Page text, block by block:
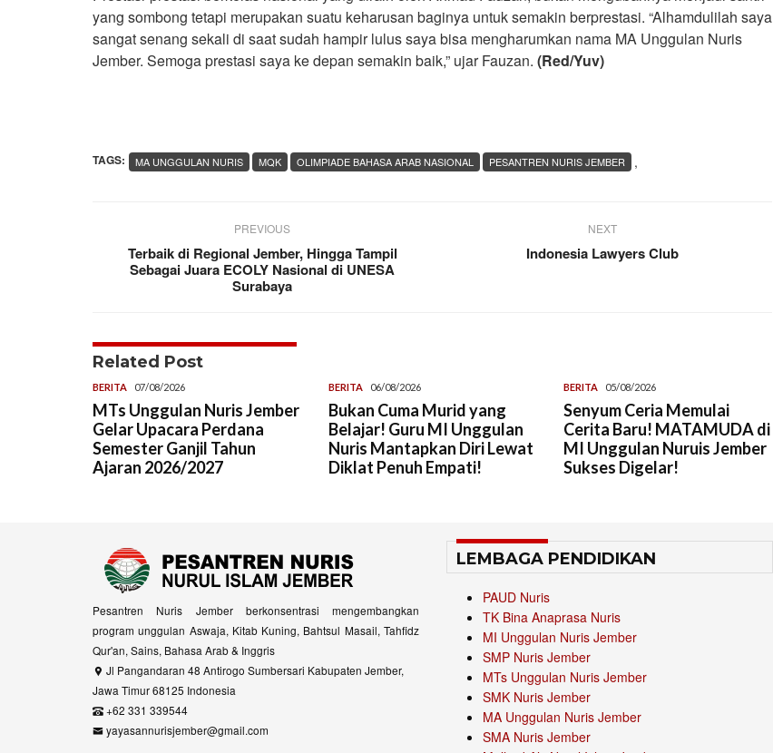
yang sombong tetapi merupakan suatu keharusan baginya untuk semakin berprestasi. “Alhamdulilah saya
sangat senang sekali di saat sudah hampir lulus saya bisa mengharumkan nama MA Unggulan Nuris
Jember. Semoga prestasi saya ke depan semakin baik,” ujar Fauzan. (Red/Yuv)
TAGS: ,
MA UNGGULAN NURIS MQK OLIMPIADE BAHASA ARAB NASIONAL PESANTREN NURIS JEMBER
PREVIOUS
Terbaik di Regional Jember, Hingga Tampil
Sebagai Juara ECOLY Nasional di UNESA
Surabaya
NEXT
Indonesia Lawyers Club
Related Post
BERITA 07/08/2026
MTs Unggulan Nuris Jember
Gelar Upacara Perdana
Semester Ganjil Tahun
Ajaran 2026/2027
BERITA 06/08/2026
Bukan Cuma Murid yang
Belajar! Guru MI Unggulan
Nuris Mantapkan Diri Lewat
Diklat Penuh Empati!
BERITA 05/08/2026
Senyum Ceria Memulai
Cerita Baru! MATAMUDA di
MI Unggulan Nuruis Jember
Sukses Digelar!
Pesantren Nuris Jember berkonsentrasi mengembangkan
program unggulan Aswaja, Kitab Kuning, Bahtsul Masail, Tahfidz
Qur'an, Sains, Bahasa Arab & Inggris
Jl Pangandaran 48 Antirogo Sumbersari Kabupaten Jember,
Jawa Timur 68125 Indonesia
+62 331 339544
yayasannurisjember@gmail.com
LEMBAGA PENDIDIKAN
PAUD Nuris
TK Bina Anaprasa Nuris
MI Unggulan Nuris Jember
SMP Nuris Jember
MTs Unggulan Nuris Jember
SMK Nuris Jember
MA Unggulan Nuris Jember
SMA Nuris Jember